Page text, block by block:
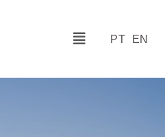
PT EN